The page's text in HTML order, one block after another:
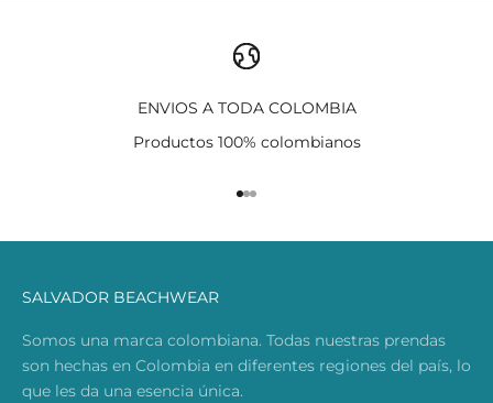
ENVIOS A TODA COLOMBIA
Productos 100% colombianos
Ir al artículo 1
Ir al artículo 2
Ir al artículo 3
SALVADOR BEACHWEAR
Somos una marca colombiana. Todas nuestras prendas
son hechas en Colombia en diferentes regiones del país, lo
que les da una esencia única.